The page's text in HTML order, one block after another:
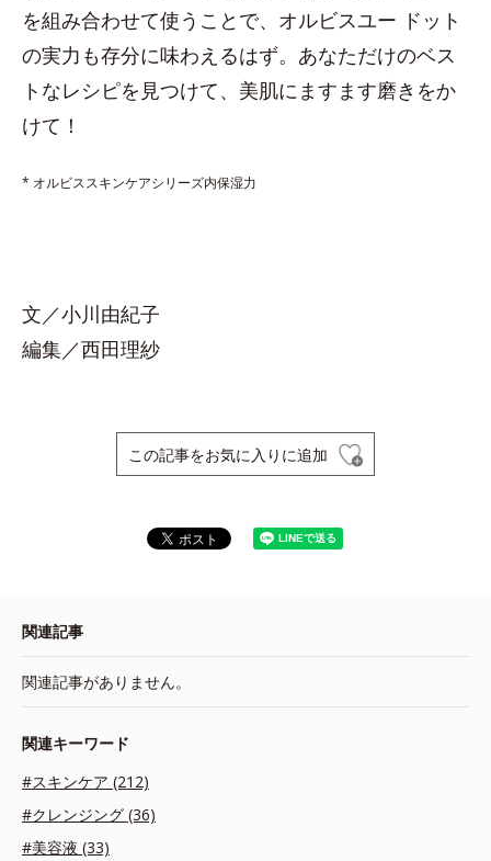
を組み合わせて使うことで、オルビスユー ドット
の実力も存分に味わえるはず。あなただけのベス
トなレシピを見つけて、美肌にますます磨きをか
けて！
* オルビススキンケアシリーズ内保湿力
文／小川由紀子
編集／西田理紗
この記事をお気に入りに追加
関連記事
関連記事がありません。
関連キーワード
#スキンケア (212)
#クレンジング (36)
#美容液 (33)